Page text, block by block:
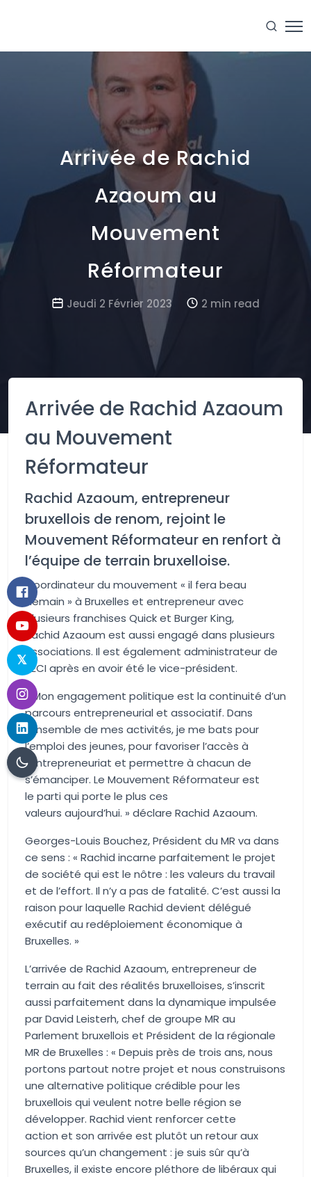
Arrivée de Rachid
Azaoum au
Mouvement
Réformateur
Jeudi 2 Février 2023 2 min read
Arrivée de Rachid Azaoum
au Mouvement
Réformateur
Rachid Azaoum, entrepreneur
bruxellois de renom, rejoint le
Mouvement Réformateur en renfort à
l’équipe de terrain bruxelloise.
Coordinateur du mouvement « il fera beau
demain » à Bruxelles et entrepreneur avec
plusieurs franchises Quick et Burger King,
Rachid Azaoum est aussi engagé dans plusieurs
associations. Il est également administrateur de
BECI après en avoir été le vice-président.
« Mon engagement politique est la continuité d’un
parcours entrepreneurial et associatif. Dans
l’ensemble de mes activités, je me bats pour
l’emploi des jeunes, pour favoriser l’accès à
l’entrepreneuriat et permettre à chacun de
s’émanciper. Le Mouvement Réformateur est
le parti qui porte le plus ces
valeurs aujourd’hui. » déclare Rachid Azaoum.
Georges-Louis Bouchez, Président du MR va dans
ce sens : « Rachid incarne parfaitement le projet
de société qui est le nôtre : les valeurs du travail
et de l’effort. Il n’y a pas de fatalité. C’est aussi la
raison pour laquelle Rachid devient délégué
exécutif au redéploiement économique à
Bruxelles. »
L’arrivée de Rachid Azaoum,entrepreneur de
terrain au fait des réalités bruxelloises,s’inscrit
aussi parfaitement dans la dynamique impulsée
par David Leisterh, chef de groupe MR au
Parlement bruxellois et Président de la régionale
MR de Bruxelles : « Depuis près de trois ans, nous
portons partout notre projet et nous construisons
une alternative politique crédible pour les
bruxellois qui veulent notre belle région se
développer. Rachid vient renforcercette
action et son arrivée est plutôt un retour aux
sources qu’un changement : je suis sûr qu’à
Bruxelles, il existe encore pléthore de libéraux qui